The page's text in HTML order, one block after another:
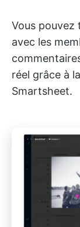
Vous pouvez
avec les
réel grâce à
Smartsheet.